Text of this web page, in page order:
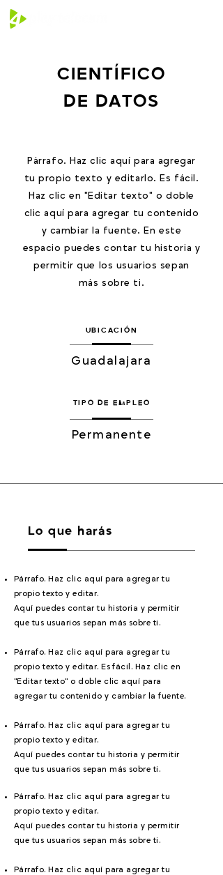
CIENTÍFICO
DE DATOS
Párrafo. Haz clic aquí para agregar
tu propio texto y editarlo. Es fácil.
Haz clic en "Editar texto" o doble
clic aquí para agregar tu contenido
y cambiar la fuente. En este
espacio puedes contar tu historia y
permitir que los usuarios sepan
más sobre ti.
UBICACIÓN
Guadalajara
TIPO DE EMPLEO
Permanente
Lo que harás
Párrafo. Haz clic aquí para agregar tu
propio texto y editar.
Aquí puedes contar tu historia y permitir
que tus usuarios sepan más sobre ti.
Párrafo. Haz clic aquí para agregar tu
propio texto y editar. Es fácil. Haz clic en
"Editar texto" o doble clic aquí para
agregar tu contenido y cambiar la fuente.
Párrafo. Haz clic aquí para agregar tu
propio texto y editar.
Aquí puedes contar tu historia y permitir
que tus usuarios sepan más sobre ti.
Párrafo. Haz clic aquí para agregar tu
propio texto y editar.
Aquí puedes contar tu historia y permitir
que tus usuarios sepan más sobre ti.
Párrafo. Haz clic aquí para agregar tu